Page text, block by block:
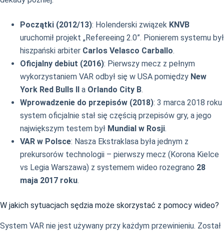
Początki (2012/13): Holenderski związek KNVB
uruchomił projekt „Refereeing 2.0”. Pionierem systemu był
hiszpański arbiter Carlos Velasco Carballo.
Oficjalny debiut (2016): Pierwszy mecz z pełnym
wykorzystaniem VAR odbył się w USA pomiędzy New
York Red Bulls II a Orlando City B.
Wprowadzenie do przepisów (2018): 3 marca 2018 roku
system oficjalnie stał się częścią przepisów gry, a jego
największym testem był Mundial w Rosji.
VAR w Polsce: Nasza Ekstraklasa była jednym z
prekursorów technologii – pierwszy mecz (Korona Kielce
vs Legia Warszawa) z systemem wideo rozegrano 28
maja 2017 roku.
W jakich sytuacjach sędzia może skorzystać z pomocy wideo?
System VAR nie jest używany przy każdym przewinieniu. Został